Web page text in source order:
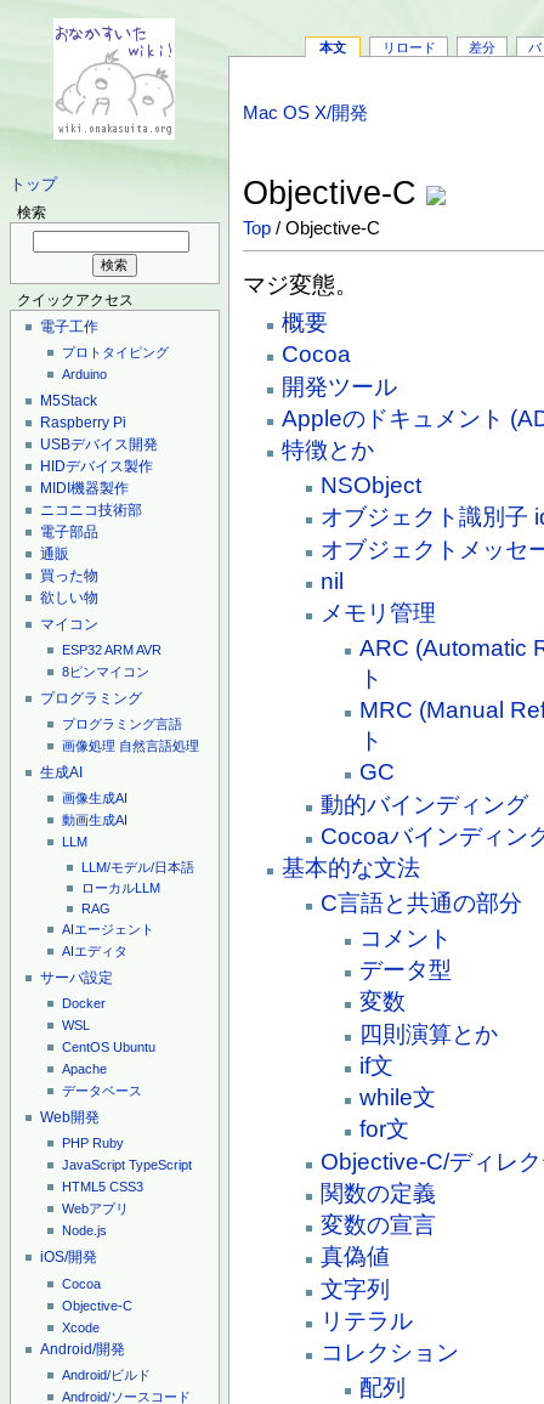
トップ
検索
クイックアクセス
電子工作
プロトタイピング
Arduino
M5Stack
Raspberry Pi
USBデバイス開発
HIDデバイス製作
MIDI機器製作
ニコニコ技術部
電子部品
通販
買った物
欲しい物
マイコン
ESP32ARMAVR
8ピンマイコン
プログラミング
プログラミング言語
画像処理 自然言語処理
生成AI
画像生成AI
動画生成AI
LLM
LLM/モデル/日本語
ローカルLLM
RAG
AIエージェント
AIエディタ
サーバ設定
Docker
WSL
CentOS Ubuntu
Apache
データベース
Web開発
PHP Ruby
JavaScript TypeScript
HTML5 CSS3
Webアプリ
Node.js
iOS/開発
Cocoa
Objective-C
Xcode
Android/開発
Android/ビルド
Android/ソースコード
本文 リロード 差分 バ
Mac OS X/開発
Objective-C
Top / Objective-C
マジ変態。
概要
Cocoa
開発ツール
Appleのドキュメント
特徴とか
NSObject
オブジェクト識別子
オブジェクトメッセ
nil
メモリ管理
ARC (Automatic
ト
MRC (Manual
ト
GC
動的バインディング
Cocoaバインディン
基本的な文法
C言語と共通の部分
コメント
データ型
変数
四則演算とか
if文
while文
for文
Objective-C/ディレ
関数の定義
変数の宣言
真偽値
文字列
リテラル
コレクション
配列